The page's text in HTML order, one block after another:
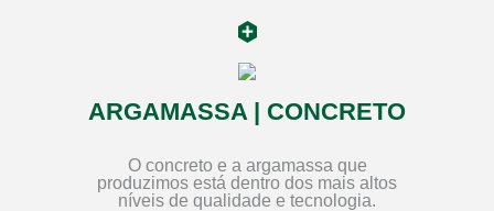
ARGAMASSA | CONCRETO
O concreto e a argamassa que
produzimos está dentro dos mais altos
níveis de qualidade e tecnologia.